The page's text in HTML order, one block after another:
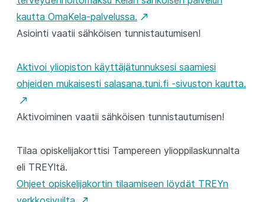
kautta OmaKela-palvelussa.
Asiointi vaatii sähköisen tunnistautumisen!
Aktivoi yliopiston käyttäjätunnuksesi saamiesi
ohjeiden mukaisesti salasana.tuni.fi -sivuston kautta.
Aktivoiminen vaatii sähköisen tunnistautumisen!
Tilaa opiskelijakorttisi Tampereen ylioppilaskunnalta
eli TREYltä.
Ohjeet opiskelijakortin tilaamiseen löydät TREYn